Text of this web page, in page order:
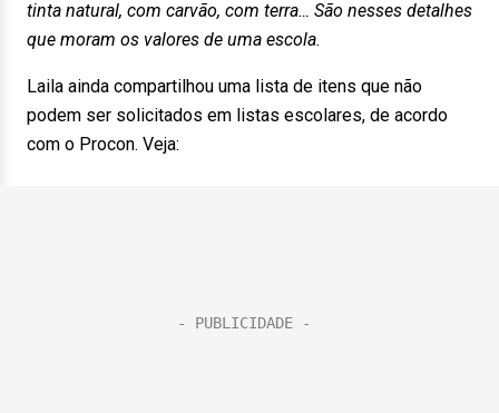
tinta natural, com carvão, com terra… São nesses detalhes
que moram os valores de uma escola.
Laila ainda compartilhou uma lista de itens que não
podem ser solicitados em listas escolares, de acordo
com o Procon. Veja: